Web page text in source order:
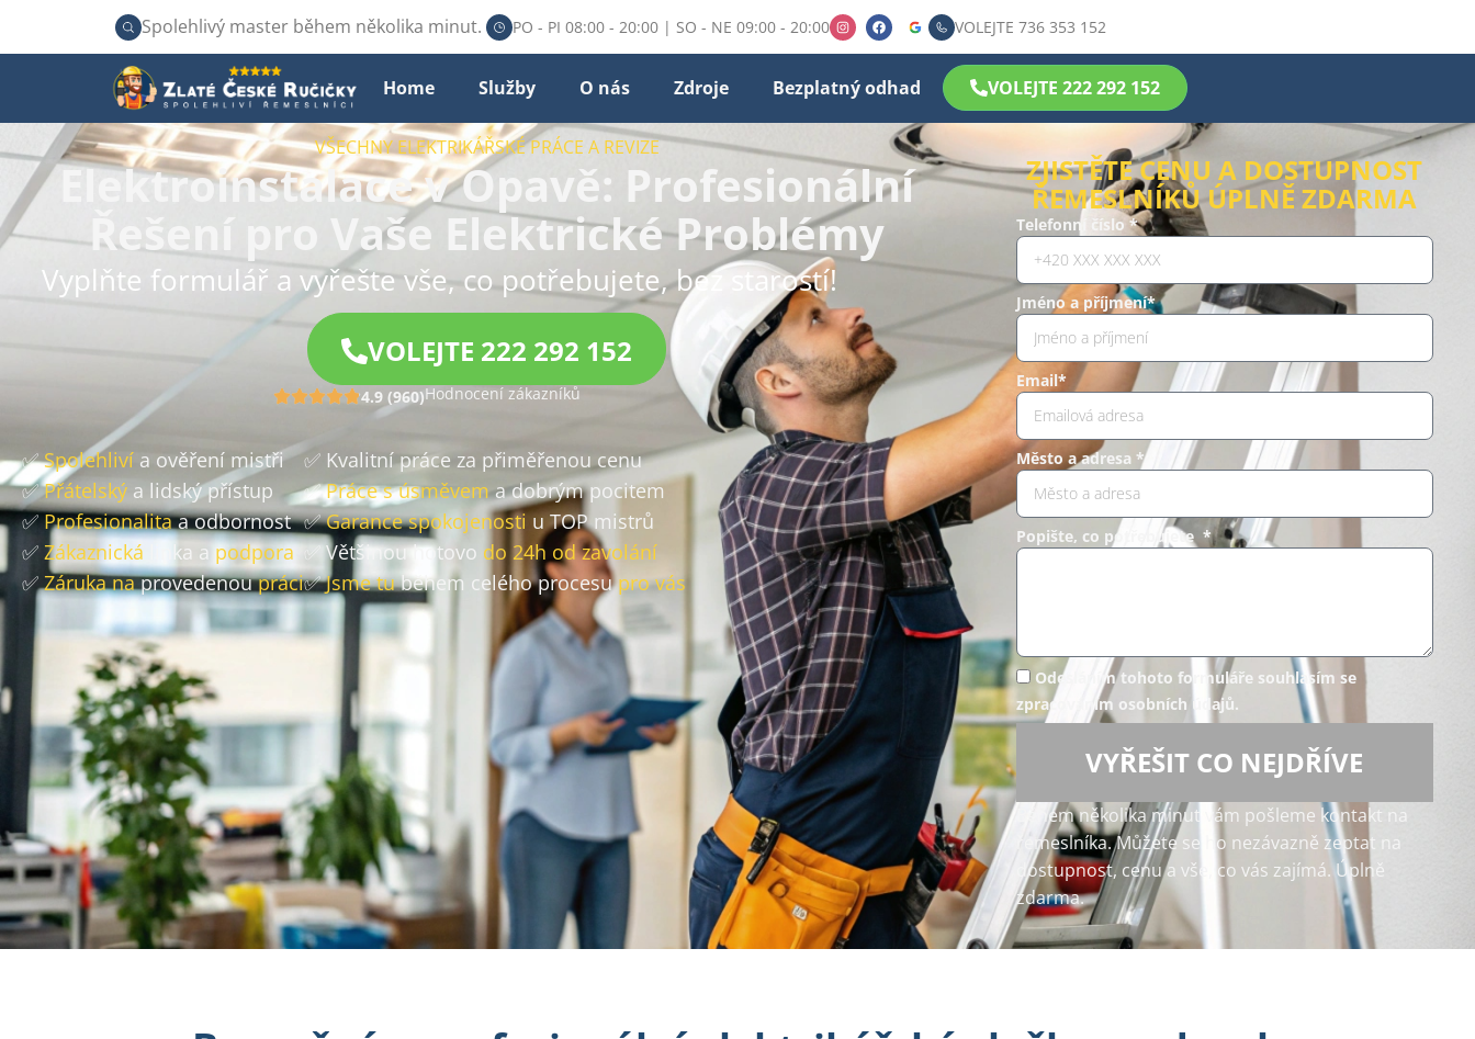
Spolehlivý master během několika minut. PO - PI 08:00 - 20:00 | SO - NE 09:00 - 20:00 VOLEJTE 736 353 152
Home Služby O nás Zdroje Bezplatný odhad VOLEJTE 222 292 152
VŠECHNY ELEKTRIKÁŘSKÉ PRÁCE A REVIZE
Elektroinstalace v Opavě: Profesionální
Řešení pro Vaše Elektrické Problémy
Vyplňte formulář a vyřešte vše, co potřebujete, bez starostí!
VOLEJTE 222 292 152
4.9 (960)Hodnocení zákazníků
✅Spolehliví a ověření mistři
✅Přátelský a lidský přístup
✅Profesionalitaa odbornost
✅ Zákaznická linka a podpora
✅Záruka naprovedenoupráci
✅ Kvalitní práce za přiměřenou cenu
✅Práce s úsměvema dobrým pocitem
✅Garance spokojenostiu TOP mistrů
✅ Většinou hotovo do 24h od zavolání
✅Jsme tuběhem celého procesupro vás
ZJISTĚTE CENU A DOSTUPNOST
ŘEMESLNÍKŮ ÚPLNĚ ZDARMA
Telefonní číslo *
Jméno a příjmení*
Email*
Město a adresa *
Popište, co potřebujete *
Odesláním tohoto formuláře souhlasím se
zpracováním osobních údajů.
VYŘEŠIT CO NEJDŘÍVE
Během několika minut vám pošleme kontakt na
řemeslníka. Můžete se ho nezávazně zeptat na
dostupnost, cenu a vše, co vás zajímá. Úplně
zdarma.